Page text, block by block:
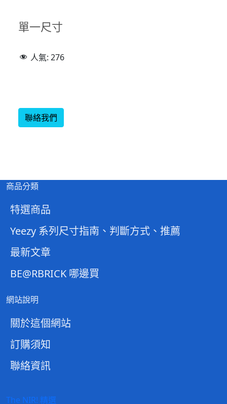
單一尺寸
人氣: 276
聯絡我們
商品分類
特選商品
Yeezy 系列尺寸指南、判斷方式、推薦
最新文章
BE@RBRICK 哪邊買
網站說明
關於這個網站
訂購須知
聯絡資訊
The NIR! 精選